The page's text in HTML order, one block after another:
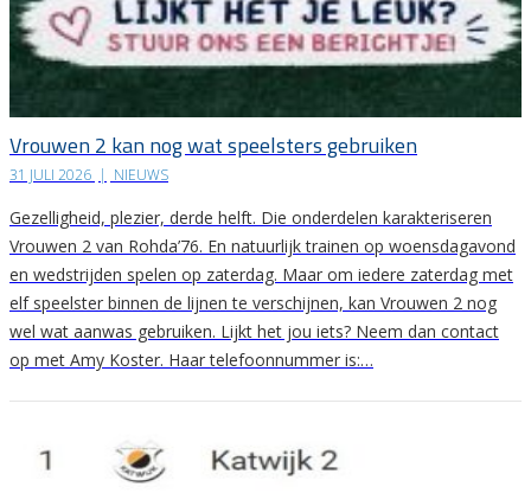
Vrouwen 2 kan nog wat speelsters gebruiken
31 JULI 2026 | NIEUWS
Gezelligheid, plezier, derde helft. Die onderdelen karakteriseren
Vrouwen 2 van Rohda’76. En natuurlijk trainen op woensdagavond
en wedstrijden spelen op zaterdag. Maar om iedere zaterdag met
elf speelster binnen de lijnen te verschijnen, kan Vrouwen 2 nog
wel wat aanwas gebruiken. Lijkt het jou iets? Neem dan contact
op met Amy Koster. Haar telefoonnummer is:…